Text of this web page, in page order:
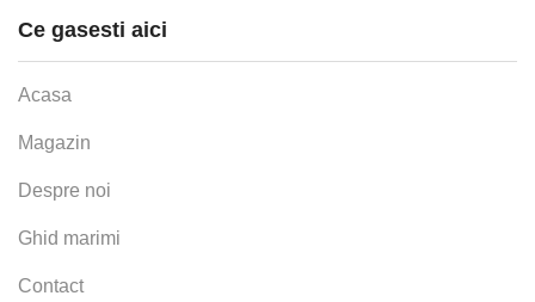
Ce gasesti aici
Acasa
Magazin
Despre noi
Ghid marimi
Contact